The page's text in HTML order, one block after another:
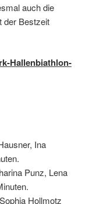
auch die
der Bestzeit
Hallenbiathlon-
Ina
Punz, Lena
Hollmotz